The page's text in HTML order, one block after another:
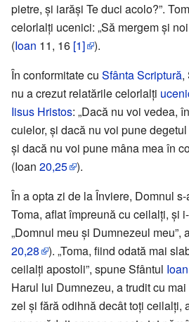
pietre, și iarăși Te duci acolo?”.
celorlalți ucenici: „Să mergem și
(Ioan 11, 16 [1] ).
În conformitate cu Sfânta Scriptură,
nu a crezut relatările celorlalți
Iisus Hristos: „Dacă nu voi vedea,
cuielor, și dacă nu voi pune
și dacă nu voi pune mâna mea în
(Ioan 20,25 ).
În a opta zi de la Înviere, Domnul
Toma, aflat împreună cu ceilalți, și
„Domnul meu și Dumnezeul meu”,
20,28
). „Toma, fiind odată mai
ceilalți apostoli”, spune Sfântul
Harul lui Dumnezeu, a trudit cu
zel și fără odihnă decât toți ceilalți,